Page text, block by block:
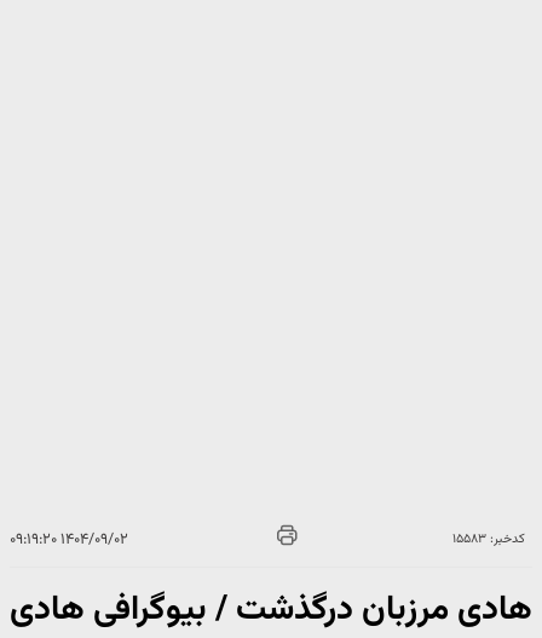
کدخبر: ۱۵۵۸۳ ۱۴۰۴/۰۹/۰۲ ۰۹:۱۹:۲۰
هادی مرزبان درگذشت / بیوگرافی هادی